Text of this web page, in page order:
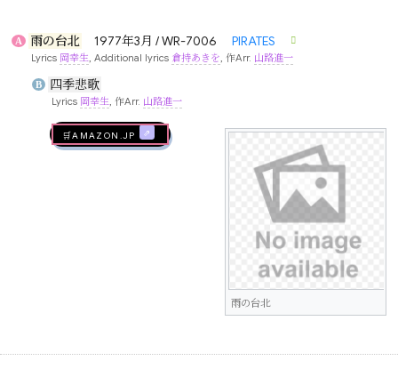
A 雨の台北 1977年3月 / WR-7006 PIRATES
Lyrics 岡幸生 , Additional lyrics 倉持あきを , 作Arr. 山路進一
B 四季悲歌
Lyrics 岡幸生, 作Arr. 山路進一
雨の台北
🛒AMAZON.jp